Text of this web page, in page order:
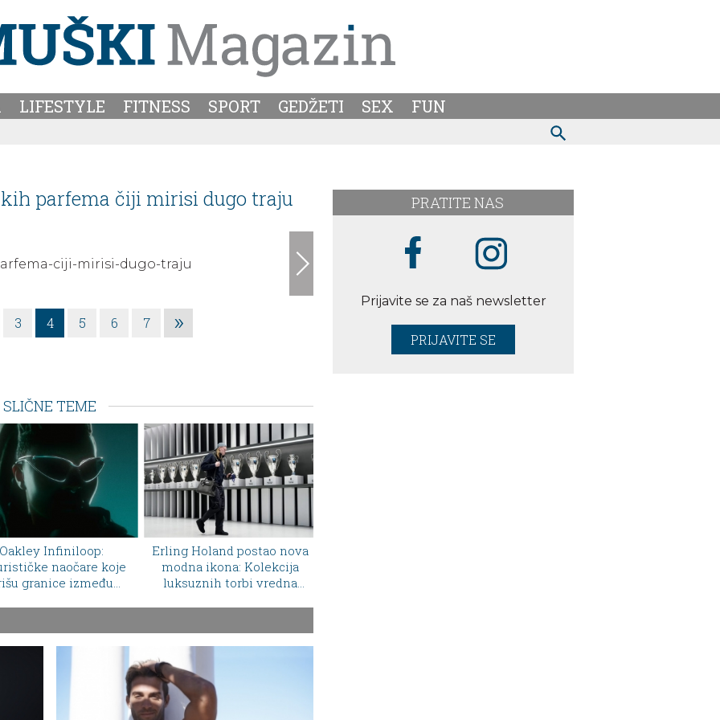
LIFESTYLE FITNESS SPORT GEDŽETI SEX
FUN
parfema čiji mirisi dugo traju
3 4 5 6 7 »
SLIČNE TEME
Holand postao nova
ikona: Kolekcija
torbi vredna
Ovo je najlepša luksuzna
torba leta 2026: Bvlgari
vraća rafiju na modni tron
PRATITE NAS
Prijavite se za naš newsletter
PRIJAVITE SE